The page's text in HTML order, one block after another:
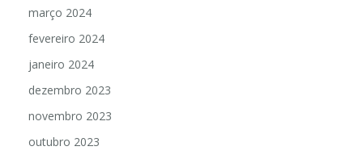
março 2024
fevereiro 2024
janeiro 2024
dezembro 2023
novembro 2023
outubro 2023